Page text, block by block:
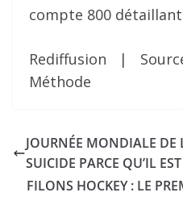
compte 800
Rediffusion |
Méthode
JOURNÉE MONDIALE DE
SUICIDE PARCE QU’IL
FILONS HOCKEY : LE